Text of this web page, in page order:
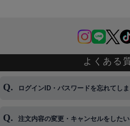
よくある
ログインID・パスワードを忘れてし
◆下記ページより、ログインIDの変更
注文内容の変更・キャンセルをしたい